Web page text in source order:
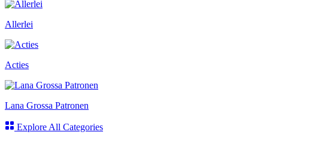
Allerlei
Acties
Lana Grossa Patronen
Explore All Categories